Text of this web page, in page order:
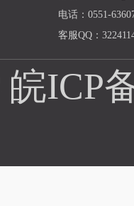
电话：0551-
客服QQ：
皖ICP